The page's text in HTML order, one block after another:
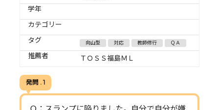
学年
カテゴリー
タグ
向山型 対応 教師修行 ＱＡ
推薦者 ＴＯＳＳ福島ＭＬ
発問 . 1